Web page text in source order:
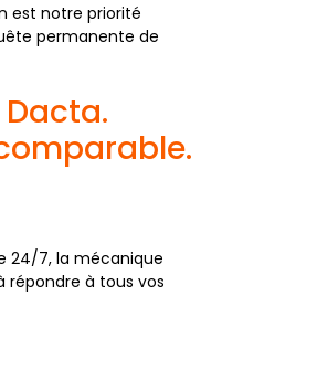
est notre priorité
permanente de
24/7, la mécanique
répondre à tous vos